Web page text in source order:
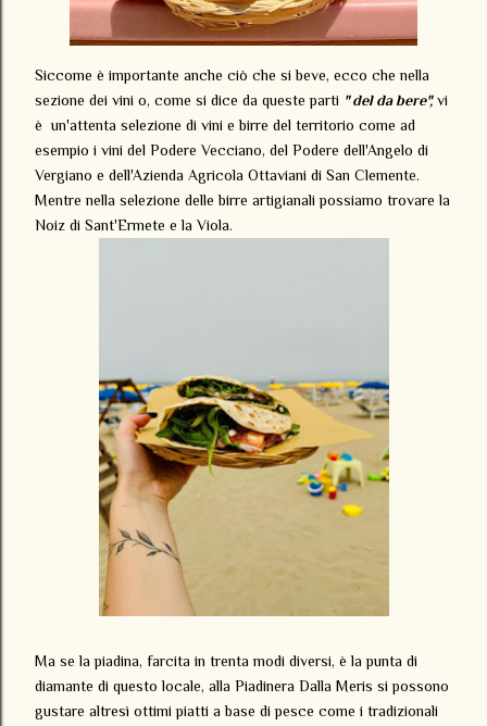
Siccome è importante anche ciò che si beve, ecco che nella
sezione dei vini o, come si dice da queste parti " del da bere",vi
è un'attenta selezione di vini e birre del territorio come ad
esempio i vini del Podere Vecciano, del Podere dell'Angelo di
Vergiano e dell'Azienda Agricola Ottaviani di San Clemente.
Mentre nella selezione delle birre artigianali possiamo trovare la
Noiz di Sant'Ermete e la Viola.
Ma se la piadina, farcita in trenta modi diversi, è la punta di
diamante di questo locale, alla Piadinera Dalla Meris si possono
gustare altresì ottimi piatti a base di pesce come i tradizionali